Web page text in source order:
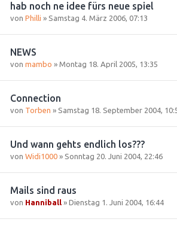
hab noch ne idee fürs neue spiel
von Philli » Samstag 4. März 2006, 07:13
NEWS
von mambo » Montag 18. April 2005, 13:35
Connection
von Torben » Samstag 18. September 2004,
Und wann gehts endlich los???
von Widi1000 » Sonntag 20. Juni 2004, 22:46
Mails sind raus
von Hanniball » Dienstag 1. Juni 2004, 16:44